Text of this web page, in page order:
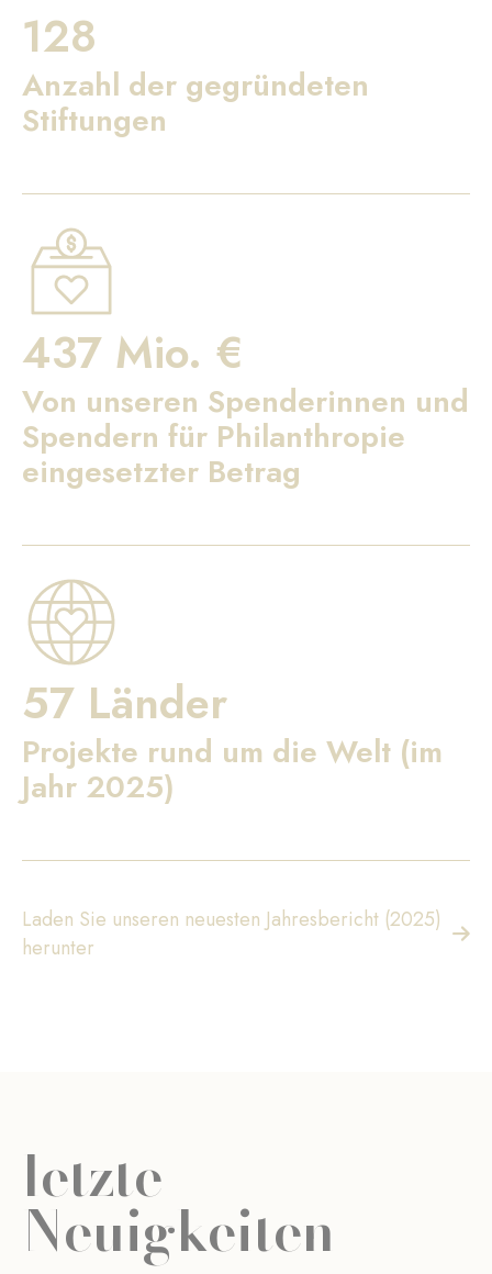
128
Anzahl der gegründeten
Stiftungen
437 Mio. €
Von unseren Spenderinnen und
Spendern für Philanthropie
eingesetzter Betrag
57 Länder
Projekte rund um die Welt (im
Jahr 2025)
Laden Sie unseren neuesten Jahresbericht (2025)
herunter
letzte
Neuigkeiten